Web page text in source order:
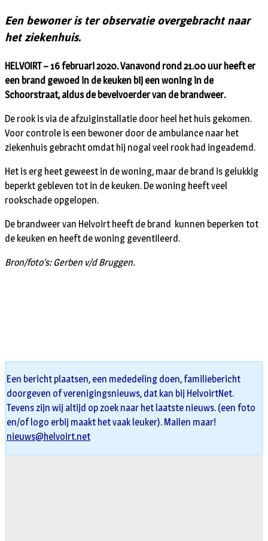
Een bewoner is ter observatie overgebracht naar
het ziekenhuis.
HELVOIRT – 16 februari 2020. Vanavond rond 21.00 uur heeft er
een brand gewoed in de keuken bij een woning in de
Schoorstraat, aldus de bevelvoerder van de brandweer.
De rook is via de afzuiginstallatie door heel het huis gekomen.
Voor controle is een bewoner door de ambulance naar het
ziekenhuis gebracht omdat hij nogal veel rook had ingeademd.
Het is erg heet geweest in de woning, maar de brand is gelukkig
beperkt gebleven tot in de keuken. De woning heeft veel
rookschade opgelopen.
De brandweer van Helvoirt heeft de brand kunnen beperken tot
de keuken en heeft de woning geventileerd.
Bron/foto’s: Gerben v/d Bruggen.
Een bericht plaatsen, een mededeling doen, familiebericht
doorgeven of verenigingsnieuws, dat kan bij HelvoirtNet.
Tevens zijn wij altijd op zoek naar het laatste nieuws. (een foto
en/of logo erbij maakt het vaak leuker). Mailen maar!
nieuws@helvoirt.net